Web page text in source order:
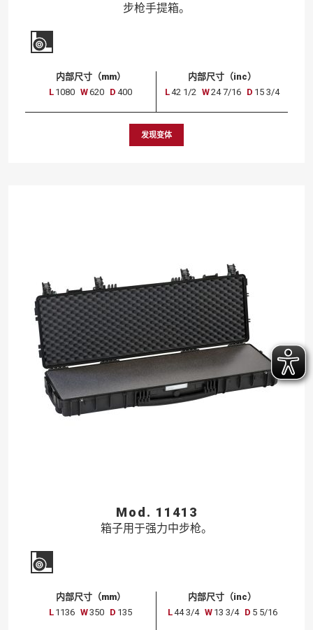
步枪手提箱。
内部尺寸（mm）
L 1080 W620 D 400
内部尺寸（inc）
L42 1/2 W24 7/16 D 15 3/4
发现变体
Mod. 11413
箱子用于强力中步枪。
内部尺寸（mm）
L 1136 W350 D 135
内部尺寸（inc）
L44 3/4 W 13 3/4 D 5 5/16